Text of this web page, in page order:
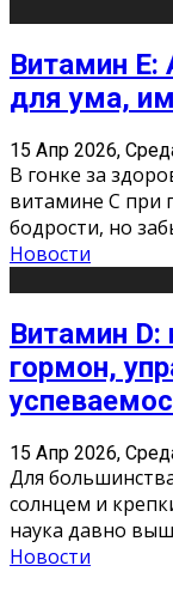
Витамин Е:
для ума,
15 Апр 2026,
В гонке за
витамине С при
бодрости, но
Новости
Витамин D:
гормон,
15 Апр 2026,
Для
солнцем и
наука давно
Новости